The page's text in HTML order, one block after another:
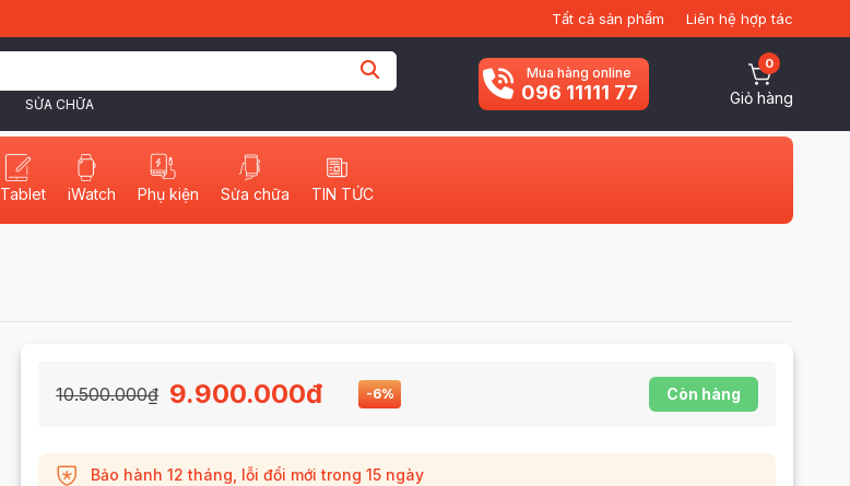
Tất cả sản phẩm Liên hệ hợp tác
SỬA CHỮA
Mua hàng online
096 11111 77
0
Giỏ hàng
Tablet iWatch Phụ kiện Sửa chữa TIN TỨC
10.500.000₫ 9.900.000₫ -6% Còn hàng
Bảo hành 12 tháng, lỗi đổi mới trong 15 ngày